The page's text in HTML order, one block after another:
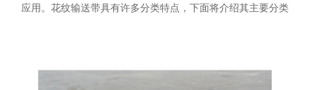
应用。花纹输送带具有许多分类特点，下面将介绍其主要分类